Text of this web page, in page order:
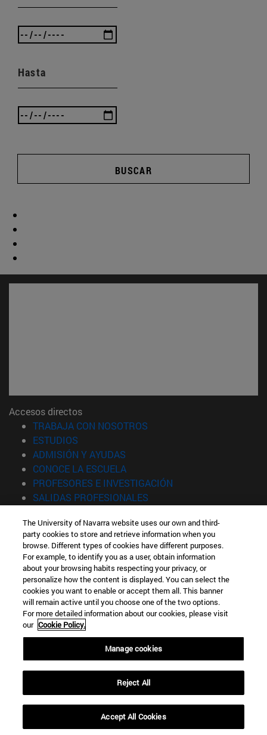
Hasta
BUSCAR
Accesos directos
TRABAJA CON NOSOTROS
ESTUDIOS
ADMISIÓN Y AYUDAS
CONOCE LA ESCUELA(abre en nueva ventana)
PROFESORES E INVESTIGACIÓN
SALIDAS PROFESIONALES
Información
TFNO +34 943 21 98 77
¿QUÉ GRADO TE INTERESA?
¿QUÉ MÁSTER TE INTERESA?
© Universidad de Navarra
Información legal
Accesibilidad
Configuración de cookies
Localizador de campus
The University of Navarra website uses our own and third-
party cookies to store and retrieve information when you
browse. Different types of cookies have different purposes.
For example, to identify you as a user, obtain information
about your browsing habits respecting your privacy, or
personalize how the content is displayed. You can select the
cookies you want to enable or accept them all. This banner
will remain active until you choose one of the two options.
For more detailed information about our cookies, please visit
our Cookie Policy.
Manage cookies
Reject All
Accept All Cookies